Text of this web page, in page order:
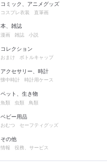
コミック、アニメグッズ
コスプレ衣装 直筆画
本、雑誌
漫画 雑誌 小説
コレクション
おまけ ボトルキャップ
アクセサリー、時計
懐中時計 時計用ケース
ペット、生き物
魚類 虫類 鳥類
ベビー用品
おむつ セーフティグッズ
その他
情報 役務、サービス